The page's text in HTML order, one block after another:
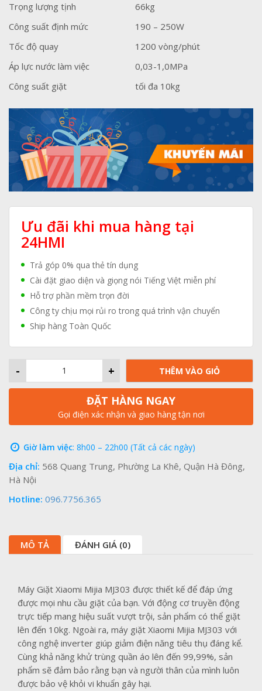
Trọng lượng tịnh
66kg
Công suất định mức
190 – 250W
Tốc độ quay
1200 vòng/phút
Áp lực nước làm việc
0,03-1,0MPa
Công suất giặt
tối đa 10kg
Ưu đãi khi mua hàng tại
24HMI
Trả góp 0% qua thẻ tín dụng
Cài đặt giao diện và giọng nói Tiếng Việt miễn phí
Hỗ trợ phần mềm trọn đời
Công ty chịu mọi rủi ro trong quá trình vận chuyển
Ship hàng Toàn Quốc
+
- THÊM VÀO GIỎ
ĐẶT HÀNG NGAY
Gọi điện xác nhận và giao hàng tận nơi
Giờ làm việc: 8h00 – 22h00 (Tất cả các ngày)
Địa chỉ: 568 Quang Trung, Phường La Khê, Quận Hà Đông,
Hà Nội
Hotline: 096.7756.365
MÔ TẢ ĐÁNH GIÁ (0)
Máy Giặt Xiaomi Mijia MJ303 được thiết kế để đáp ứng
được mọi nhu cầu giặt của bạn. Với động cơ truyền động
trực tiếp mang hiệu suất vượt trội, sản phẩm có thể giặt
lên đến 10kg. Ngoài ra, máy giặt Xiaomi Mijia MJ303 với
công nghệ inverter giúp giảm điện năng tiêu thụ đáng kể.
Cùng khả năng khử trùng quần áo lên đến 99,99%, sản
phẩm sẽ đảm bảo rằng bạn và người thân của mình luôn
được bảo vệ khỏi vi khuẩn gây hại.